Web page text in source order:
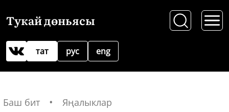
Тукай дөньясы
рус
тат eng
Баш бит Яңалыклар